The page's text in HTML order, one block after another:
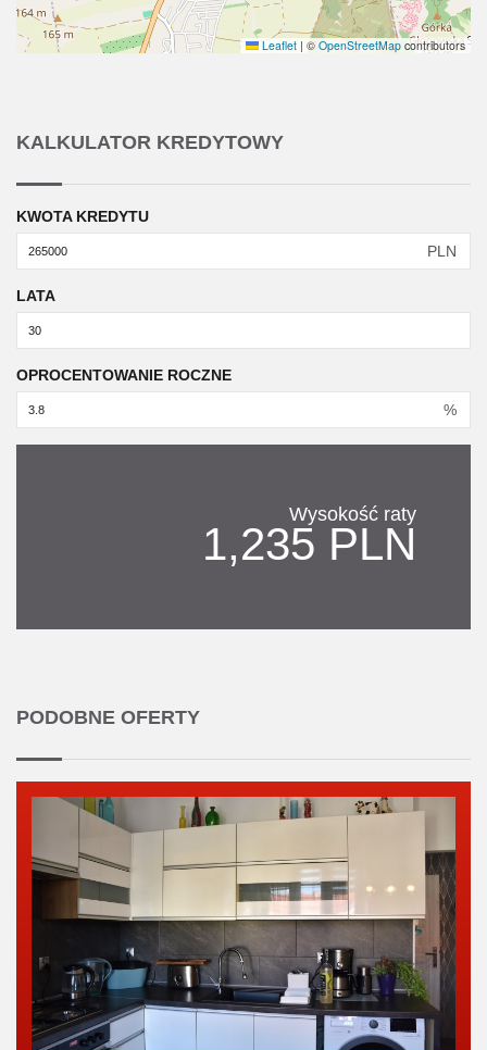
Leaflet | © OpenStreetMap contributors
KALKULATOR KREDYTOWY
KWOTA KREDYTU
PLN
LATA
OPROCENTOWANIE ROCZNE
%
Wysokość raty
1,235 PLN
PODOBNE OFERTY